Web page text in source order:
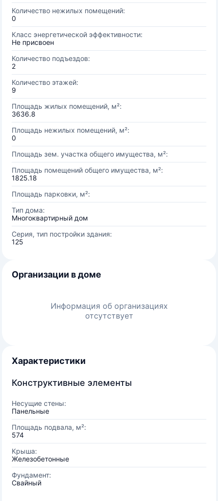
Количество нежилых помещений:
0
Класс энергетической эффективности:
Не присвоен
Количество подъездов:
2
Количество этажей:
9
Площадь жилых помещений, м²:
3636.8
Площадь нежилых помещений, м²:
0
Площадь зем. участка общего имущества, м²:
Площадь помещений общего имущества, м²:
1825.18
Площадь парковки, м²:
Тип дома:
Многоквартирный дом
Серия, тип постройки здания:
125
Организации в доме
Информация об организациях
отсутствует
Характеристики
Конструктивные элементы
Несущие стены:
Панельные
Площадь подвала, м²:
574
Крыша:
Железобетонные
Фундамент:
Свайный